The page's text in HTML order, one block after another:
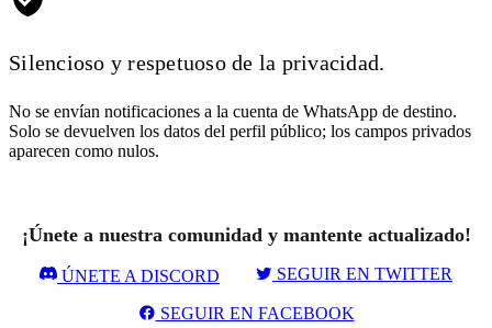
Silencioso y respetuoso de la privacidad.
No se envían notificaciones a la cuenta de WhatsApp de destino.
Solo se devuelven los datos del perfil público; los campos privados
aparecen como nulos.
¡Únete a nuestra comunidad y mantente actualizado!
ÚNETE A DISCORD SEGUIR EN TWITTER
SEGUIR EN FACEBOOK